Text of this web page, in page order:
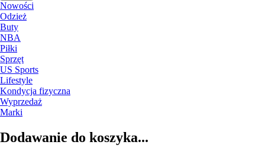
Nowości
Odzież
Buty
NBA
Piłki
Sprzęt
US Sports
Lifestyle
Kondycja fizyczna
Wyprzedaż
Marki
Dodawanie do koszyka...